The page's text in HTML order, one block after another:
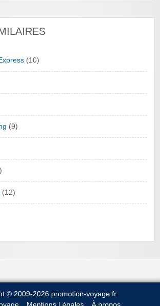
(10)
(9)
(12)
© 2009-2026 promotion-voyage.fr.